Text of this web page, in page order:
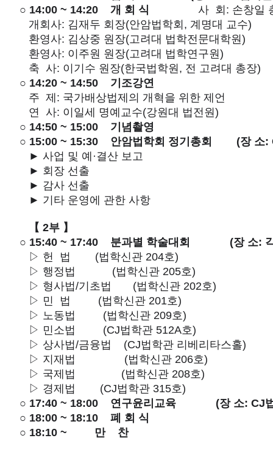
○ 14:00 ~ 14:20
개 회 식
사 회: 손창일
개회사: 김재두 회장(안암법학회, 계명대 교수)
환영사: 김상중 원장(고려대 법학전문대학원)
환영사: 이주원 원장(고려대 법학연구원)
축 사: 이기수 원장(한국법학원, 전 고려대 총장)
○ 14:20 ~ 14:50
기조강연
주 제: 국가배상법제의 개혁을 위한 제언
연 사: 이일세 명예교수(강원대 법전원)
○ 14:50 ~ 15:00
기념촬영
○ 15:00 ~ 15:30
안암법학회 정기총회
(장 소:
► 사업 및 예·결산 보고
► 회장 선출
► 감사 선출
► 기타 운영에 관한 사항
【 2부 】
○ 15:40 ~ 17:40
분과별 학술대회
(장 소:
▷ 헌 법
(법학신관 204호)
▷ 행정법
(법학신관 205호)
▷ 형사법/기초법
(법학신관 202호)
▷ 민 법
(법학신관 201호)
▷ 노동법
(법학신관 209호)
▷ 민소법
(CJ법학관 512A호)
▷ 상사법/금융법
(CJ법학관 리베리타스홀)
▷ 지재법
(법학신관 206호)
▷ 국제법
(법학신관 208호)
▷ 경제법
(CJ법학관 315호)
○ 17:40 ~ 18:00
연구윤리교육
(장 소: CJ
○ 18:00 ~ 18:10
폐 회 식
○ 18:10 ~
만 찬